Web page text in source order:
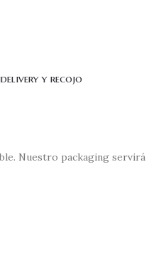
delivery y recojo
Nuestro packaging servirá